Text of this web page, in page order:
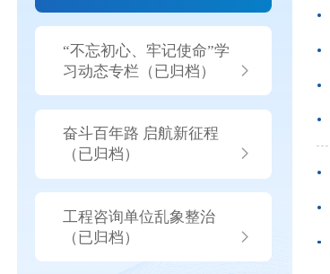
“不忘初心、牢记使命”学
习动态专栏（已归档）
奋斗百年路 启航新征程
（已归档）
工程咨询单位乱象整治
（已归档）